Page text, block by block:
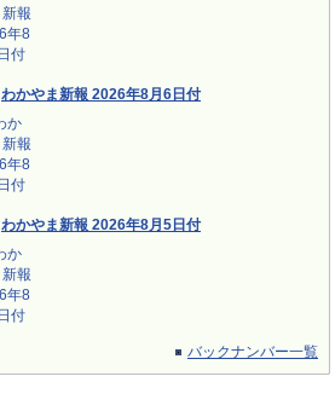
わかやま新報 2026年8月6日付
わかやま新報 2026年8月5日付
バックナンバー一覧